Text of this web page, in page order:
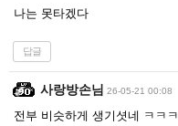
나는 못타겠다
답글
사랑방손님 26-05-21 00:08
전부 비슷하게 생기셧네 ㅋㅋㅋ